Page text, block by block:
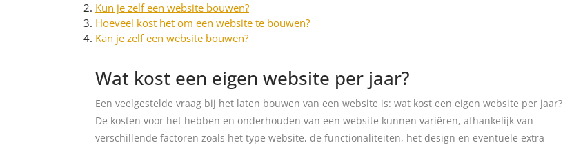
Kun je zelf een website bouwen?
Hoeveel kost het om een website te bouwen?
Kan je zelf een website bouwen?
Wat kost een eigen website per jaar?
Een veelgestelde vraag bij het laten bouwen van een website is: wat kost een eigen website per jaar?
De kosten voor het hebben en onderhouden van een website kunnen variëren, afhankelijk van
verschillende factoren zoals het type website, de functionaliteiten, het design en eventuele extra